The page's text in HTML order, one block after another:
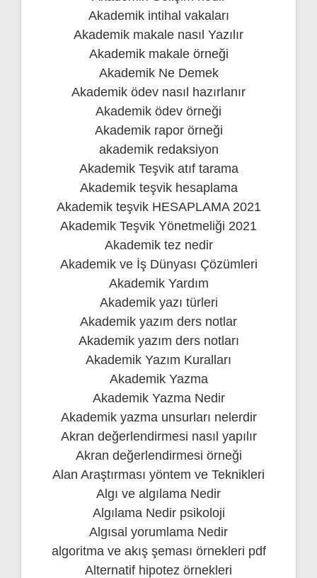
Akademik intihal vakaları
Akademik makale nasıl Yazılır
Akademik makale örneği
Akademik Ne Demek
Akademik ödev nasıl hazırlanır
Akademik ödev örneği
Akademik rapor örneği
akademik redaksiyon
Akademik Teşvik atıf tarama
Akademik teşvik hesaplama
Akademik teşvik HESAPLAMA 2021
Akademik Teşvik Yönetmeliği 2021
Akademik tez nedir
Akademik ve İş Dünyası Çözümleri
Akademik Yardım
Akademik yazı türleri
Akademik yazım ders notlar
Akademik yazım ders notları
Akademik Yazım Kuralları
Akademik Yazma
Akademik Yazma Nedir
Akademik yazma unsurları nelerdir
Akran değerlendirmesi nasıl yapılır
Akran değerlendirmesi örneği
Alan Araştırması yöntem ve Teknikleri
Algı ve algılama Nedir
Algılama Nedir psikoloji
Algısal yorumlama Nedir
algoritma ve akış şeması örnekleri pdf
Alternatif hipotez örnekleri